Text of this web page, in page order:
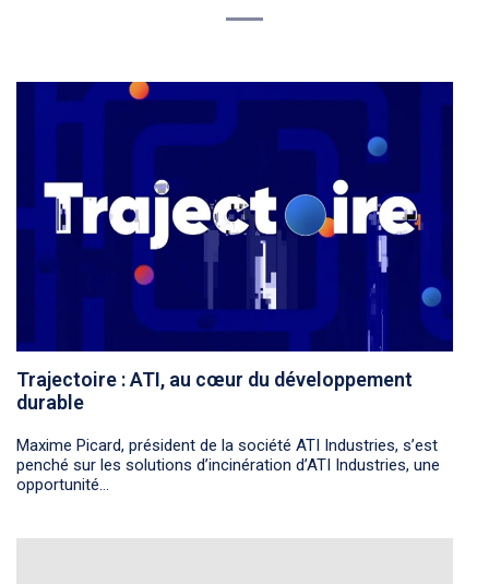
Trajectoire : ATI, au cœur du développement
durable
Maxime Picard, président de la société ATI Industries, s’est
penché sur les solutions d’incinération d’ATI Industries, une
opportunité...